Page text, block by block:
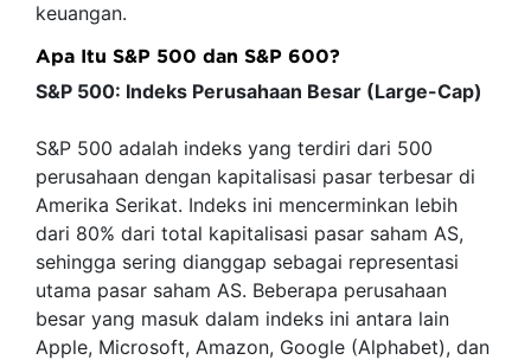
keuangan.
Apa Itu S&P 500 dan S&P 600?
S&P 500: Indeks Perusahaan Besar (Large-Cap)
S&P 500 adalah indeks yang terdiri dari 500
perusahaan dengan kapitalisasi pasar terbesar di
Amerika Serikat. Indeks ini mencerminkan lebih
dari 80% dari total kapitalisasi pasar saham AS,
sehingga sering dianggap sebagai representasi
utama pasar saham AS. Beberapa perusahaan
besar yang masuk dalam indeks ini antara lain
Apple, Microsoft, Amazon, Google (Alphabet), dan